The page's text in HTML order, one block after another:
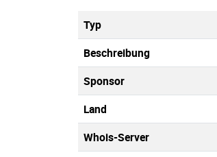
Typ
Beschreibung
Sponsor
Land
Whois-Server